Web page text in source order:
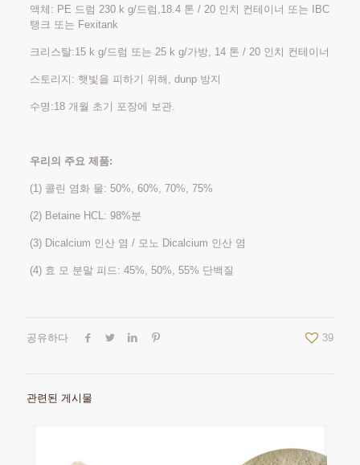
액체: PE 드럼 230 k g/드럼,18.4 톤 / 20 인치 컨테이너 또는 IBC
탱크 또는 Fexitank
크리스탈:15 k g/드럼 또는 25 k g/가방, 14 톤 / 20 인치 컨테이너
스토리지: 햇빛을 피하기 위해, dunp 방지
수명:18 개월 초기 포장에 보관.
우리의 주요 제품:
(1) 콜린 염화 물: 50%, 60%, 70%, 75%
(2) Betaine HCL: 98%분
(3) Dicalcium 인산 염 / 모노 Dicalcium 인산 염
(4) 효 모 분말 피드: 45%, 50%, 55% 단백질
공유하다 39
관련된 게시물